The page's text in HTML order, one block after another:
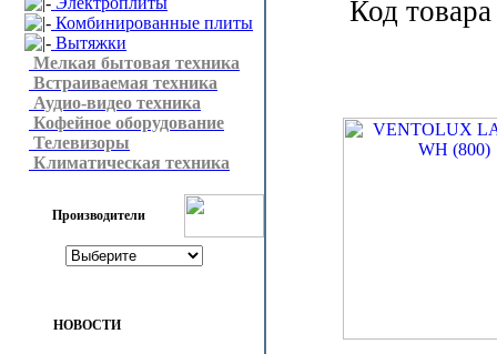
Комбинированные плиты
Вытяжки
Мелкая бытовая техника
Встраиваемая техника
Аудио-видео техника
Кофейное оборудование
Телевизоры
Климатическая техника
Производители
НОВОСТИ
Код